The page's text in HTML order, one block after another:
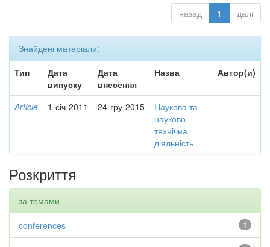
назад 1 далі
Знайдені матеріали:
Тип
Дата
випуску
Дата
внесення
Назва Автор(и)
Article 1-січ-2011 24-гру-2015
Наукова та
науково-
технічна
діяльність
-
Розкриття
за темами
1
conferences